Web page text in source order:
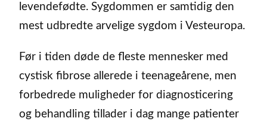
levendefødte. Sygdommen er samtidig den
mest udbredte arvelige sygdom i Vesteuropa.
Før i tiden døde de fleste mennesker med
cystisk fibrose allerede i teenageårene, men
forbedrede muligheder for diagnosticering
og behandling tillader i dag mange patienter